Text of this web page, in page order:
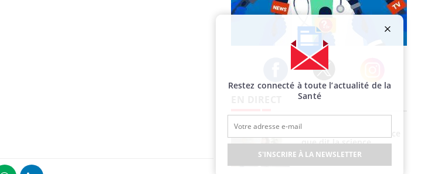
Facebook Twitter Instagram
que dit la science
Restez connecté à toute l’actualité de la
Santé
S'INSCRIRE À LA NEWSLETTER